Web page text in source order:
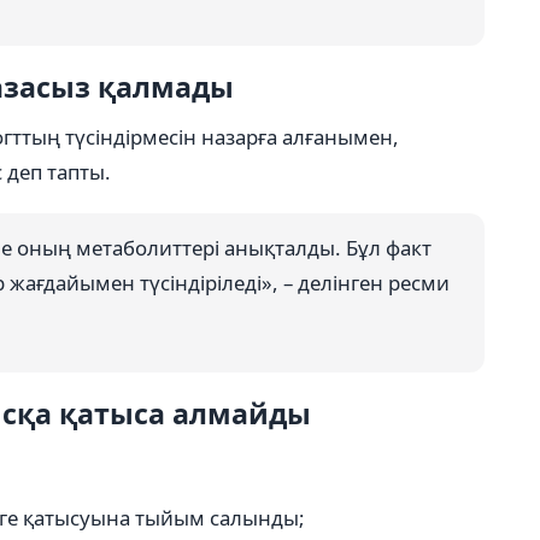
қалмады
түсіндірмесін назарға алғанымен,
тапты.
метаболиттері анықталды. Бұл факт
түсіндіріледі», – делінген ресми
қатыса алмайды
қатысуына тыйым салынды;